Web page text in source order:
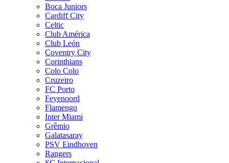
Boca Juniors
Cardiff City
Celtic
Club América
Club León
Coventry City
Corinthians
Colo Colo
Cruzeiro
FC Porto
Feyenoord
Flamengo
Inter Miami
Grêmio
Galatasaray
PSV Eindhoven
Rangers